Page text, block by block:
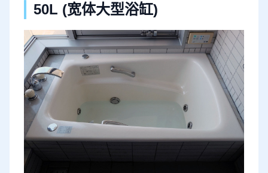
50L (宽体大型浴缸)